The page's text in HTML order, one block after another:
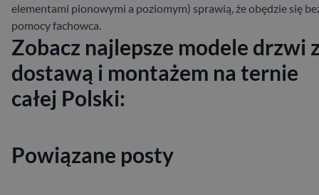
elementami pionowymi a poziomym) sprawią, że obędzie się
pomocy fachowca.
Zobacz najlepsze modele drzwi
dostawą i montażem na ternie
całej Polski:
Powiązane posty